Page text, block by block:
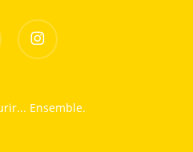
instagram
Ensemble.